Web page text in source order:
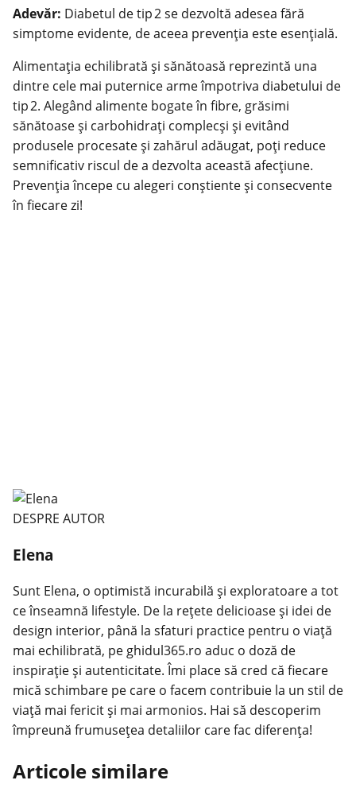
Adevăr: Diabetul de tip 2 se dezvoltă adesea fără
simptome evidente, de aceea prevenţia este esenţială.
Alimentaţia echilibrată şi sănătoasă reprezintă una
dintre cele mai puternice arme împotriva diabetului de
tip 2. Alegând alimente bogate în fibre, grăsimi
sănătoase şi carbohidraţi complecşi şi evitând
produsele procesate şi zahărul adăugat, poţi reduce
semnificativ riscul de a dezvolta această afecţiune.
Prevenţia începe cu alegeri conştiente şi consecvente
în fiecare zi!
DESPRE AUTOR
Elena
Sunt Elena, o optimistă incurabilă și exploratoare a tot
ce înseamnă lifestyle. De la rețete delicioase și idei de
design interior, până la sfaturi practice pentru o viață
mai echilibrată, pe ghidul365.ro aduc o doză de
inspirație și autenticitate. Îmi place să cred că fiecare
mică schimbare pe care o facem contribuie la un stil de
viață mai fericit și mai armonios. Hai să descoperim
împreună frumusețea detaliilor care fac diferența!
Articole similare